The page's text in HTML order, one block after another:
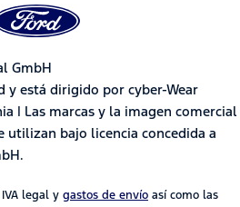
GmbH
y está dirigido por cyber-Wear
| Las marcas y la imagen comercial
utilizan bajo licencia concedida a
legal y gastos de envío así como las